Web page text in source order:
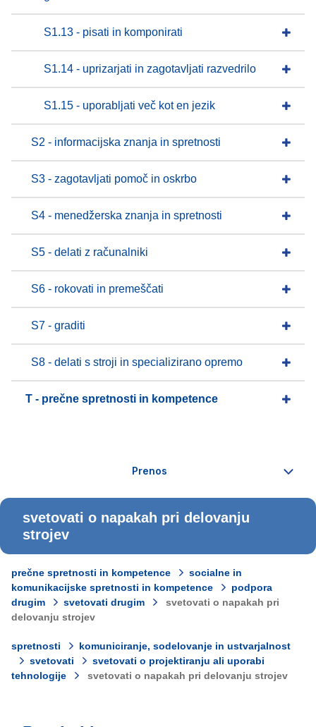
S1.13 - pisati in komponirati
S1.14 - uprizarjati in zagotavljati razvedrilo
S1.15 - uporabljati več kot en jezik
S2 - informacijska znanja in spretnosti
S3 - zagotavljati pomoč in oskrbo
S4 - menedžerska znanja in spretnosti
S5 - delati z računalniki
S6 - rokovati in premeščati
S7 - graditi
S8 - delati s stroji in specializirano opremo
T - prečne spretnosti in kompetence
svetovati o napakah pri delovanju
strojev
prečne spretnosti in kompetence
socialne in
komunikacijske spretnosti in kompetence
podpora
drugim
svetovati drugim
svetovati o napakah pri
delovanju strojev
spretnosti
komuniciranje, sodelovanje in ustvarjalnost
svetovati
svetovati o projektiranju ali uporabi
tehnologije
svetovati o napakah pri delovanju strojev